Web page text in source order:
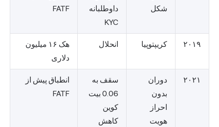
شکل
داوطلبانه
KYC
FATF
۲۰۱۹ کریپتوپیا انحلال
هک ۱۶ میلیون
دلاری
۲۰۲۱
دوران
بدون
احراز
هویت
سقف به
0.06 بیت
کوین
کاهش
انطباق پیش از
FATF